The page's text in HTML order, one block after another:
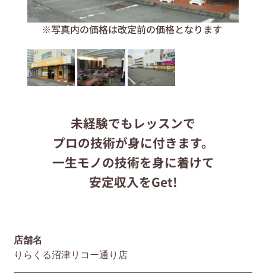
応募する
りらくるサイト
※写真内の価格は改定前の価格となります
未経験でもレッスンで
プロの技術が身に付きます。
一生モノの技術を身に着けて
安定収入をGet!
店舗名
りらくる沼津リコー通り店